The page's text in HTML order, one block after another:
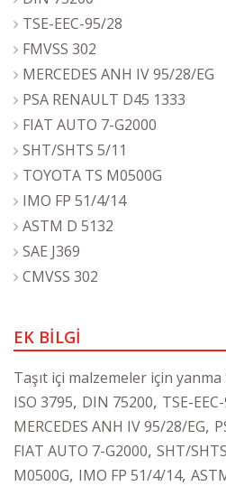
TSE-EEC-95/28
FMVSS 302
MERCEDES ANH IV 95/28/EG
PSA RENAULT D45 1333
FIAT AUTO 7-G2000
SHT/SHTS 5/11
TOYOTA TS M0500G
IMO FP 51/4/14
ASTM D 5132
SAE J369
CMVSS 302
EK BİLGİ
Taşıt içi malzemeler için yanma
ISO 3795, DIN 75200, TSE-
MERCEDES ANH IV 95/28/EG,
FIAT AUTO 7-G2000, SHT/
M0500G, IMO FP 51/4/14,